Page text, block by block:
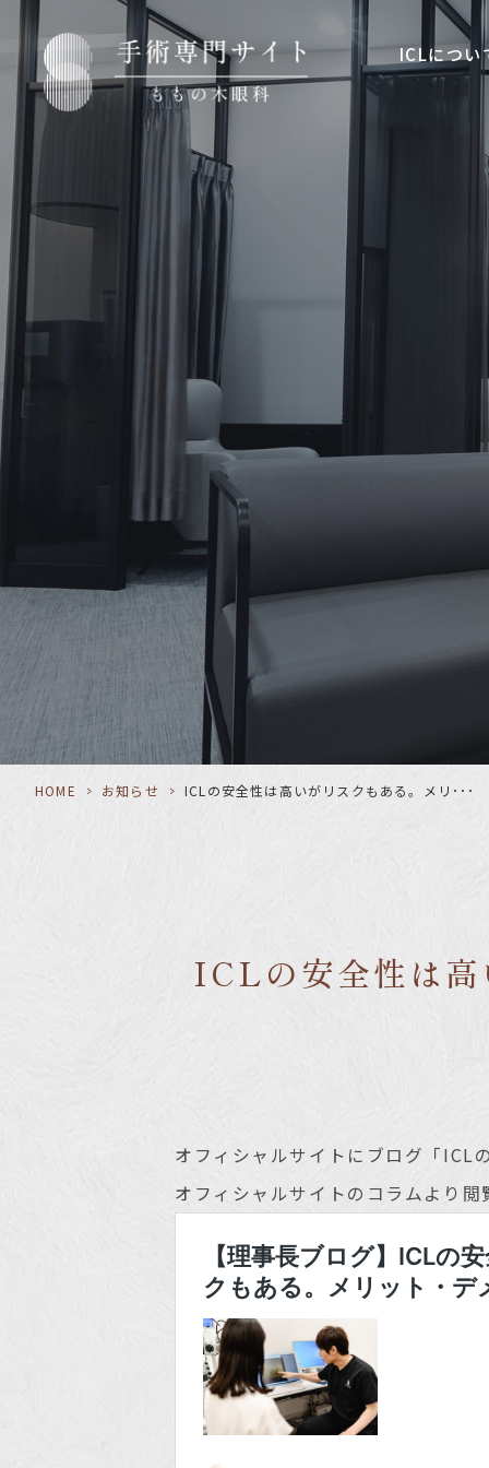
ICLについ
HOME > お知らせ > ICLの安全性は高いがリスクもある。メリ･･･
ICLの安全性は高
オフィシャルサイトにブログ「ICL
オフィシャルサイトのコラムより閲